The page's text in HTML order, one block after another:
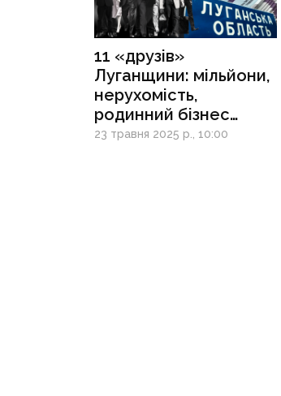
11 «друзів»
Луганщини: мільйони,
нерухомість,
родинний бізнес
та «праця» нардепів
23 травня 2025 р., 10:00